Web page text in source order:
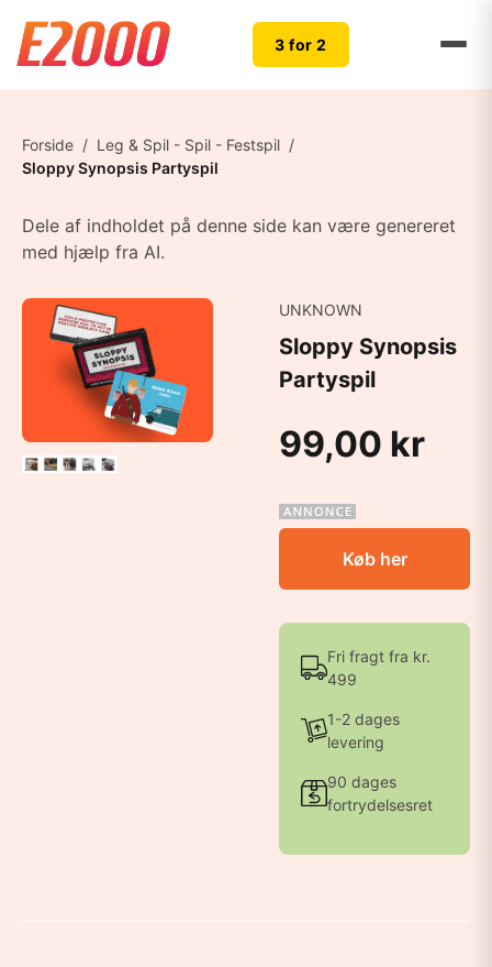
3 for 2
Forside / Leg & Spil - Spil - Festspil /
Sloppy Synopsis Partyspil
Dele af indholdet på denne side kan være genereret
med hjælp fra AI.
UNKNOWN
Sloppy Synopsis
Partyspil
99,00 kr
Køb her
Fri fragt fra kr.
499
1-2 dages
levering
90 dages
fortrydelsesret